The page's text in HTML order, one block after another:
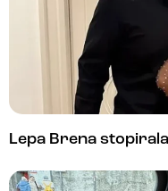
Lepa Brena